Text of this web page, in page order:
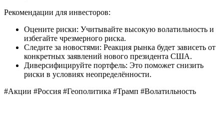
Рекомендации для инвесторов:
Оцените риски: Учитывайте высокую волатильность и
избегайте чрезмерного риска.
Следите за новостями: Реакция рынка будет зависеть от
конкретных заявлений нового президента США.
Диверсифицируйте портфель: Это поможет снизить
риски в условиях неопределённости.
#Акции #Россия #Геополитика #Трамп #Волатильность